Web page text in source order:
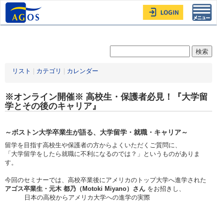
リスト カテゴリ カレンダー
※オンライン開催※ 高校生・保護者必見！『大学留
学とその後のキャリア』
～ボストン大学卒業生が語る、大学留学・就職・キャリア～
留学を目指す高校生や保護者の方からよくいただくご質問に、
「大学留学をしたら就職に不利になるのでは？」というものがありま
す。
今回のセミナーでは、高校卒業後にアメリカのトップ大学へ進学された
アゴス卒業生・元木 都乃（Motoki Miyano）さん をお招きし、
日本の高校からアメリカ大学への進学の実際